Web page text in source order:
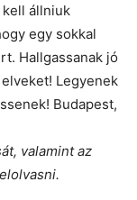
állniuk
egy sokkal
Hallgassanak jó
Legyenek
Budapest,
valamint az